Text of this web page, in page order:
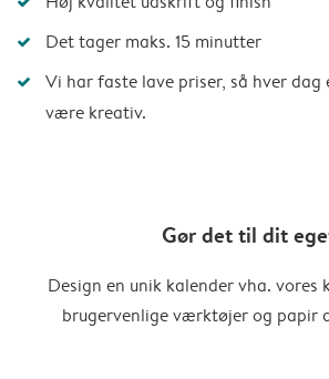
Det tager maks. 15 minutter
Vi har faste lave priser, så hver dag
være kreativ.
Gør det til dit
Design en unik kalender vha. vores
brugervenlige værktøjer og papir